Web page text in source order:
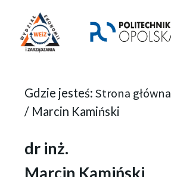
Gdzie jesteś: Strona główna
/ Marcin Kamiński
dr inż.
Marcin Kamiński